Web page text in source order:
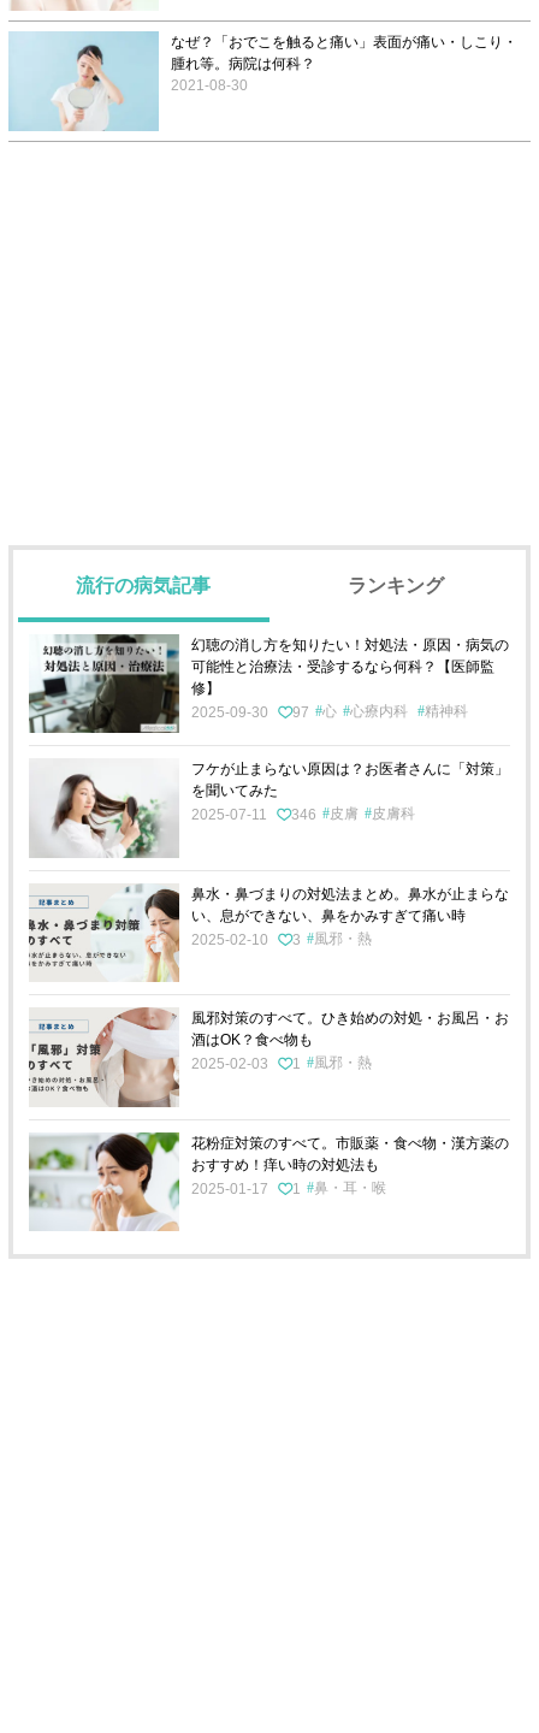
なぜ？「おでこを触ると痛い」表面が痛い・しこり・
腫れ等。病院は何科？
2021-08-30
流行の病気記事 ランキング
幻聴の消し方を知りたい！対処法・原因・病気の
可能性と治療法・受診するなら何科？【医師監
修】
2025-09-30
97 心 心療内科 精神科
フケが止まらない原因は？お医者さんに「対策」
を聞いてみた
2025-07-11
346 皮膚 皮膚科
鼻水・鼻づまりの対処法まとめ。鼻水が止まらな
い、息ができない、鼻をかみすぎて痛い時
2025-02-10
3 風邪・熱
風邪対策のすべて。ひき始めの対処・お風呂・お
酒はOK？食べ物も
2025-02-03
1 風邪・熱
花粉症対策のすべて。市販薬・食べ物・漢方薬の
おすすめ！痒い時の対処法も
2025-01-17
1 鼻・耳・喉